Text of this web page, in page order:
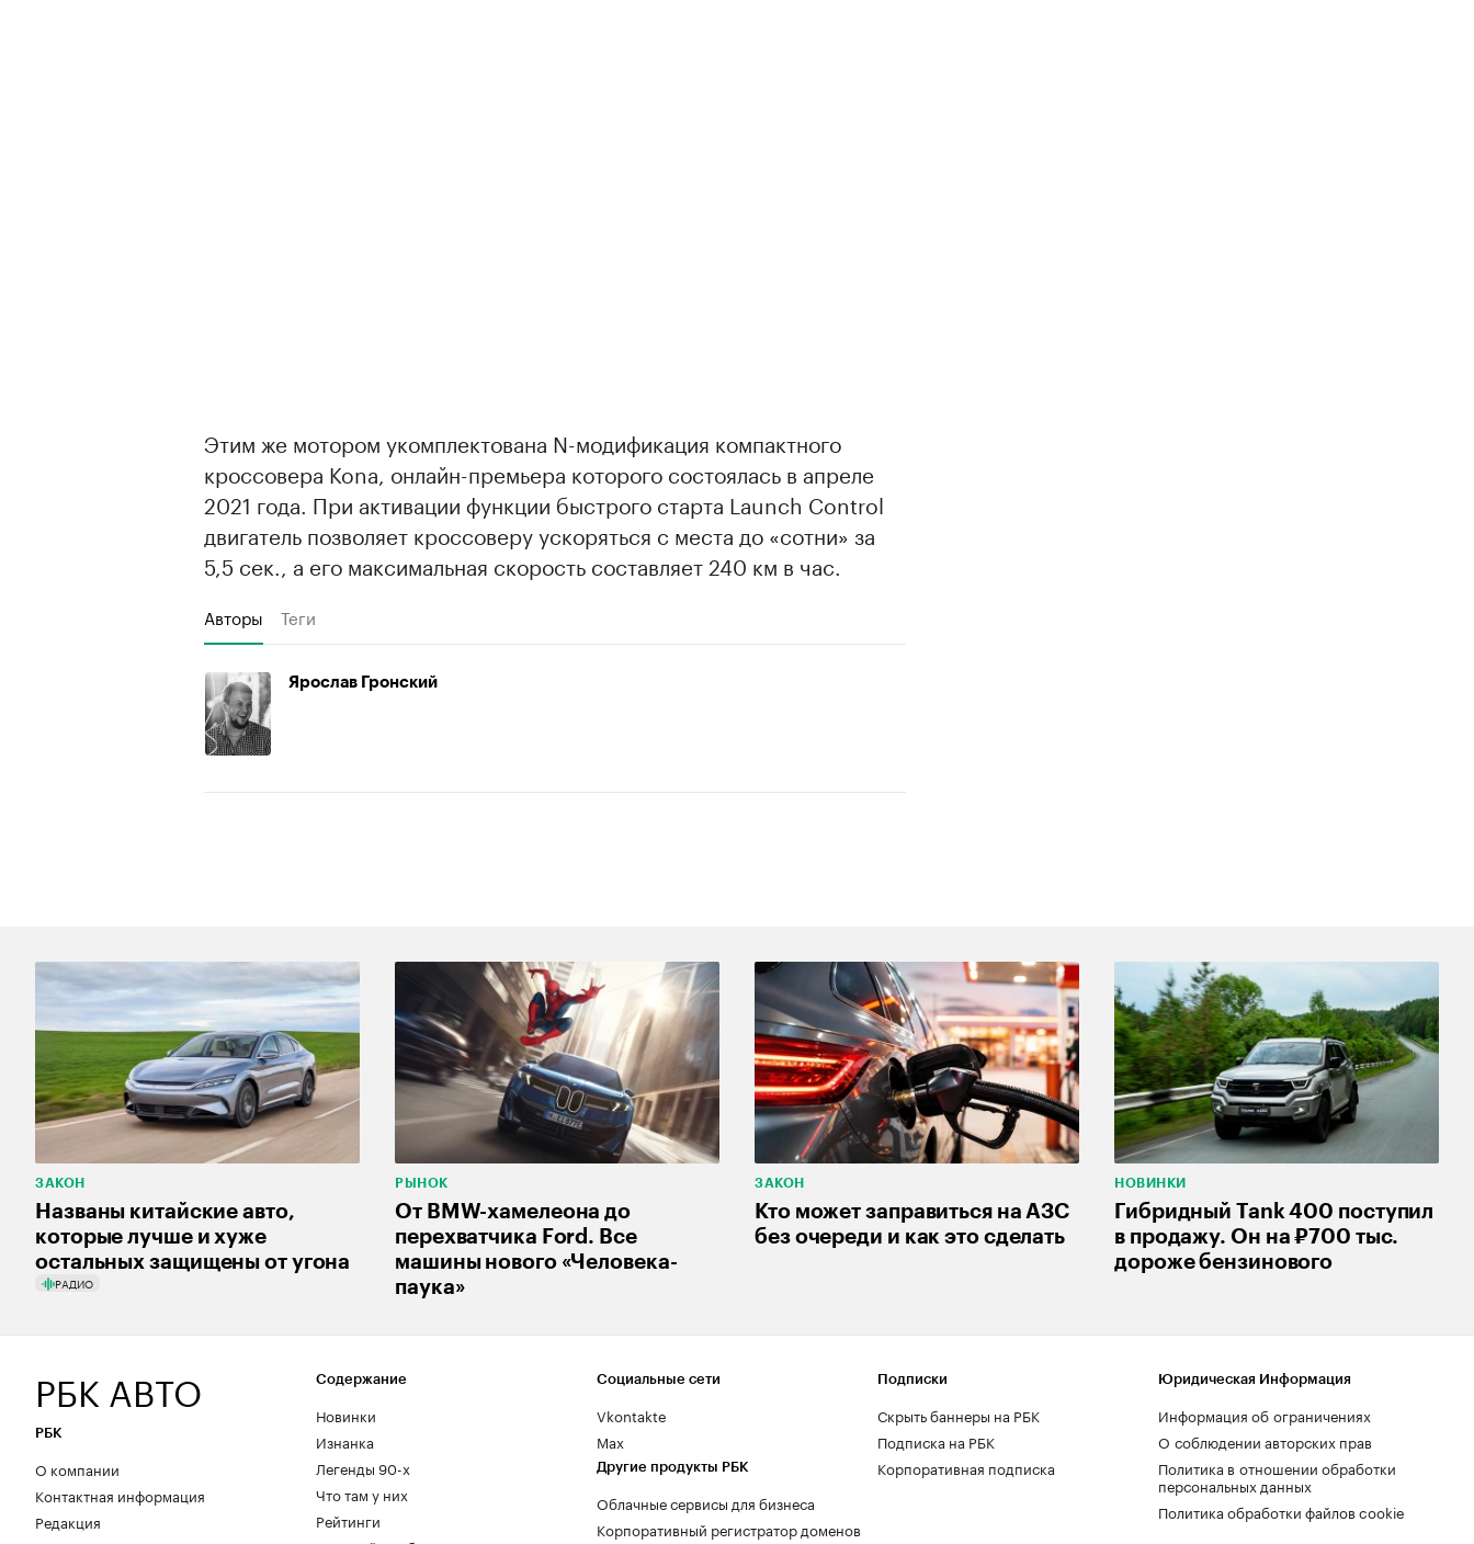
Этим же мотором укомплектована N-модификация компактного
кроссовера Kona, онлайн-премьера которого состоялась в апреле
2021 года. При активации функции быстрого старта Launch Control
двигатель позволяет кроссоверу ускоряться с места до «сотни» за
5,5 сек., а его максимальная скорость составляет 240 км в час.
Авторы Теги
Ярослав Гронский
ЗАКОН
Названы китайские авто,
которые лучше и хуже
остальных защищены от угона
РАДИО
РЫНОК
От BMW-хамелеона до
перехватчика Ford. Все
машины нового «Человека-
паука»
ЗАКОН
Кто может заправиться на АЗС
без очереди и как это сделать
НОВИНКИ
Гибридный Tank 400 поступил
в продажу. Он на ₽700 тыс.
дороже бензинового
РБК АВТО
РБК
О компании
Контактная информация
Редакция
Содержание
Новинки
Изнанка
Легенды 90-х
Что там у них
Рейтинги
Социальные сети
Vkontakte
Max
Другие продукты РБК
Облачные сервисы для бизнеса
Корпоративный регистратор доменов
Подписки
Скрыть баннеры на РБК
Подписка на РБК
Корпоративная подписка
Юридическая Информация
Информация об ограничениях
О соблюдении авторских прав
Политика в отношении обработки
персональных данных
Политика обработки файлов cookie